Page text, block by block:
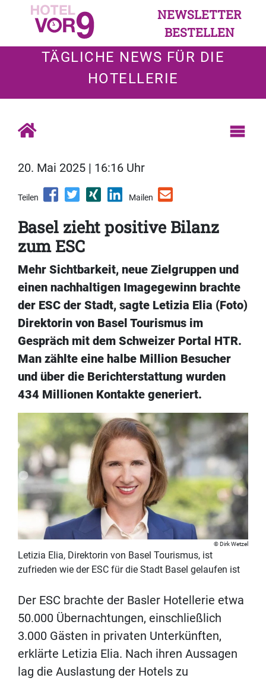
NEWSLETTER
BESTELLEN
TÄGLICHE NEWS FÜR DIE
HOTELLERIE
20. Mai 2025 | 16:16 Uhr
Teilen Mailen
Basel zieht positive Bilanz
zum ESC
Mehr Sichtbarkeit, neue Zielgruppen und
einen nachhaltigen Imagegewinn brachte
der ESC der Stadt, sagte Letizia Elia (Foto)
Direktorin von Basel Tourismus im
Gespräch mit dem Schweizer Portal HTR.
Man zählte eine halbe Million Besucher
und über die Berichterstattung wurden
434 Millionen Kontakte generiert.
Dirk Wetzel
Letizia Elia, Direktorin von Basel Tourismus, ist
zufrieden wie der ESC für die Stadt Basel gelaufen ist
Der ESC brachte der Basler Hotellerie etwa
50.000 Übernachtungen, einschließlich
3.000 Gästen in privaten Unterkünften,
erklärte Letizia Elia. Nach ihren Aussagen
lag die Auslastung der Hotels zu